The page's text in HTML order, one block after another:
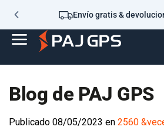
Envío gratis &
Blog de PAJ GPS
Publicado 08/05/2023 en 2560